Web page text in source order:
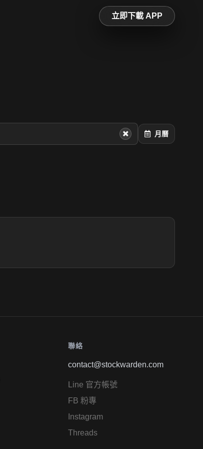
立即下載 APP
月曆
聯絡
contact@stockwarden.com
Line 官方帳號
FB 粉專
Instagram
Threads